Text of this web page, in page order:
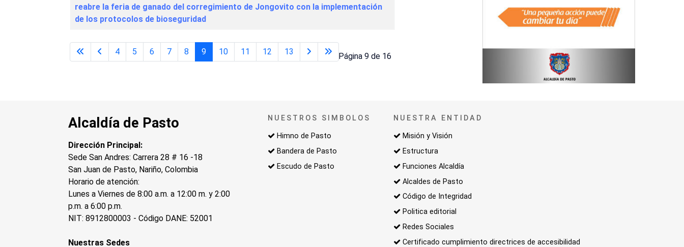
reabre la feria de ganado del corregimiento de Jongovito con la implementación
de los protocolos de bioseguridad
Página 9 de 16
4 5 6 7 8 9 10 11 12 13
Alcaldía de Pasto
Dirección Principal:
Sede San Andres: Carrera 28 # 16 -18
San Juan de Pasto, Nariño, Colombia
Horario de atención:
Lunes a Viernes de 8:00 a.m. a 12:00 m. y 2:00
p.m. a 6:00 p.m.
NIT: 8912800003 - Código DANE: 52001
Nuestras Sedes
NUESTROS SIMBOLOS
Himno de Pasto
Bandera de Pasto
Escudo de Pasto
NUESTRA ENTIDAD
Misión y Visión
Estructura
Funciones Alcaldía
Alcaldes de Pasto
Código de Integridad
Politica editorial
Redes Sociales
Certificado cumplimiento directrices de accesibilidad